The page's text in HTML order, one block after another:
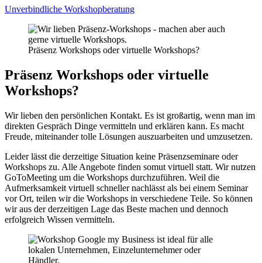
Unverbindliche Workshopberatung
Präsenz Workshops oder virtuelle Workshops?
Präsenz Workshops oder virtuelle
Workshops?
Wir lieben den persönlichen Kontakt. Es ist großartig, wenn man im
direkten Gespräch Dinge vermitteln und erklären kann. Es macht
Freude, miteinander tolle Lösungen auszuarbeiten und umzusetzen.
Leider lässt die derzeitige Situation keine Präsenzseminare oder
Workshops zu. Alle Angebote finden somut virtuell statt. Wir nutzen
GoToMeeting um die Workshops durchzuführen. Weil die
Aufmerksamkeit virtuell schneller nachlässt als bei einem Seminar
vor Ort, teilen wir die Workshops in verschiedene Teile. So können
wir aus der derzeitigen Lage das Beste machen und dennoch
erfolgreich Wissen vermitteln.